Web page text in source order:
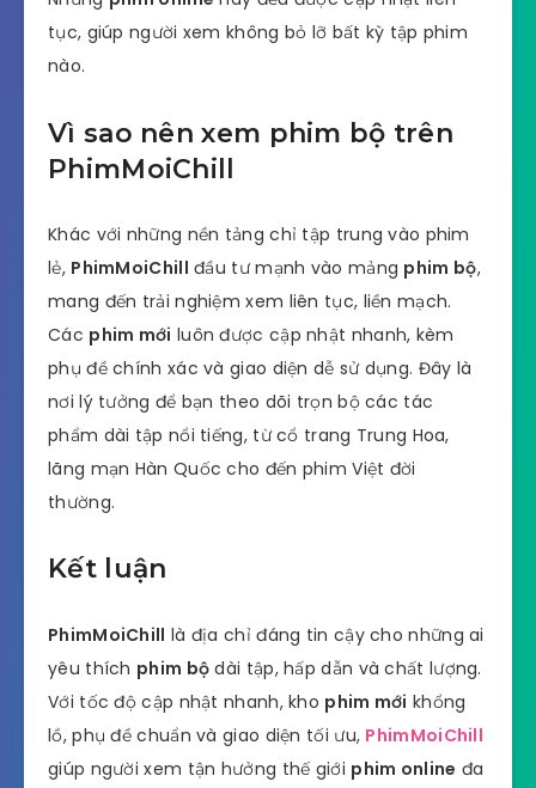
tục, giúp người xem không bỏ lỡ bất kỳ tập phim
nào.
Vì sao nên xem phim bộ trên
PhimMoiChill
Khác với những nền tảng chỉ tập trung vào phim
lẻ, PhimMoiChill đầu tư mạnh vào mảng phim bộ,
mang đến trải nghiệm xem liên tục, liền mạch.
Các phim mới luôn được cập nhật nhanh, kèm
phụ đề chính xác và giao diện dễ sử dụng. Đây là
nơi lý tưởng để bạn theo dõi trọn bộ các tác
phẩm dài tập nổi tiếng, từ cổ trang Trung Hoa,
lãng mạn Hàn Quốc cho đến phim Việt đời
thường.
Kết luận
PhimMoiChill là địa chỉ đáng tin cậy cho những ai
yêu thích phim bộ dài tập, hấp dẫn và chất lượng.
Với tốc độ cập nhật nhanh, kho phim mới khổng
lồ, phụ đề chuẩn và giao diện tối ưu, PhimMoiChill
giúp người xem tận hưởng thế giới phim online đa